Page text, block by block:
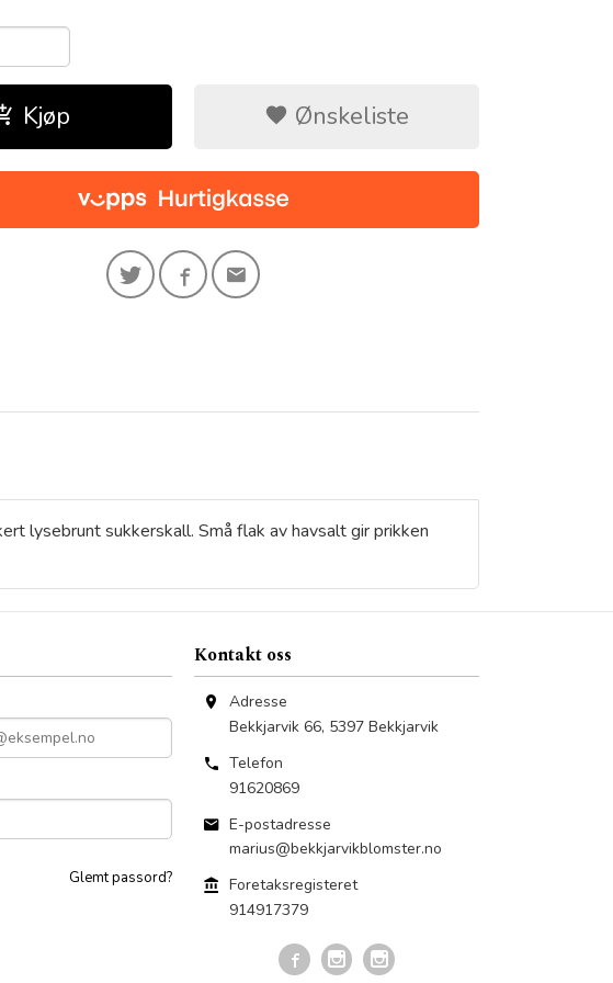
Kjøp Ønskeliste
lysebrunt sukkerskall. Små flak av havsalt gir prikken
Glemt passord?
Kontakt oss
Adresse
Bekkjarvik 66, 5397 Bekkjarvik
Telefon
91620869
E-postadresse
marius@bekkjarvikblomster.no
Foretaksregisteret
914917379